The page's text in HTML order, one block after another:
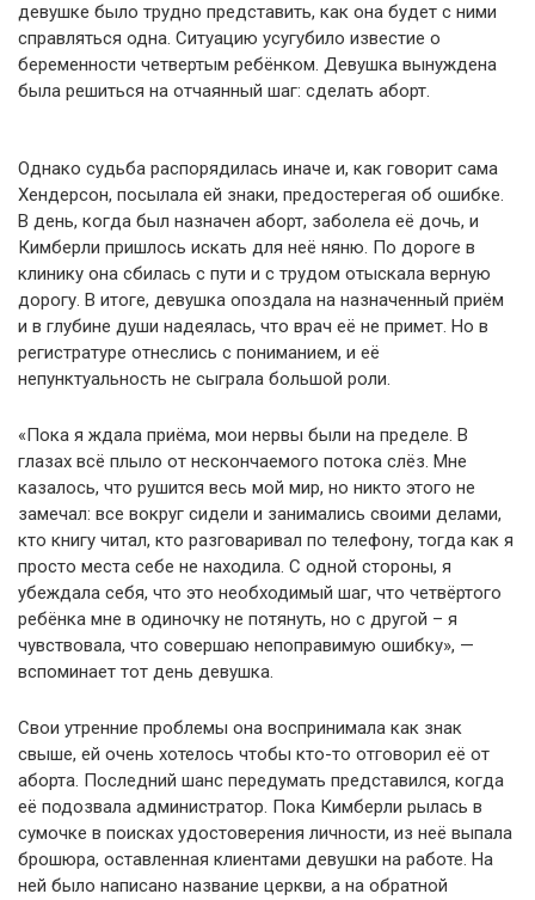
девушке было трудно представить, как она будет с ними
справляться одна. Ситуацию усугубило известие о
беременности четвертым ребёнком. Девушка вынуждена
была решиться на отчаянный шаг: сделать аборт.
Однако судьба распорядилась иначе и, как говорит сама
Хендерсон, посылала ей знаки, предостерегая об ошибке.
В день, когда был назначен аборт, заболела её дочь, и
Кимберли пришлось искать для неё няню. По дороге в
клинику она сбилась с пути и с трудом отыскала верную
дорогу. В итоге, девушка опоздала на назначенный приём
и в глубине души надеялась, что врач её не примет. Но в
регистратуре отнеслись с пониманием, и её
непунктуальность не сыграла большой роли.
«Пока я ждала приёма, мои нервы были на пределе. В
глазах всё плыло от нескончаемого потока слёз. Мне
казалось, что рушится весь мой мир, но никто этого не
замечал: все вокруг сидели и занимались своими делами,
кто книгу читал, кто разговаривал по телефону, тогда как я
просто места себе не находила. С одной стороны, я
убеждала себя, что это необходимый шаг, что четвёртого
ребёнка мне в одиночку не потянуть, но с другой – я
чувствовала, что совершаю непоправимую ошибку», —
вспоминает тот день девушка.
Свои утренние проблемы она воспринимала как знак
свыше, ей очень хотелось чтобы кто-то отговорил её от
аборта. Последний шанс передумать представился, когда
её подозвала администратор. Пока Кимберли рылась в
сумочке в поисках удостоверения личности, из неё выпала
брошюра, оставленная клиентами девушки на работе. На
ней было написано название церкви, а на обратной